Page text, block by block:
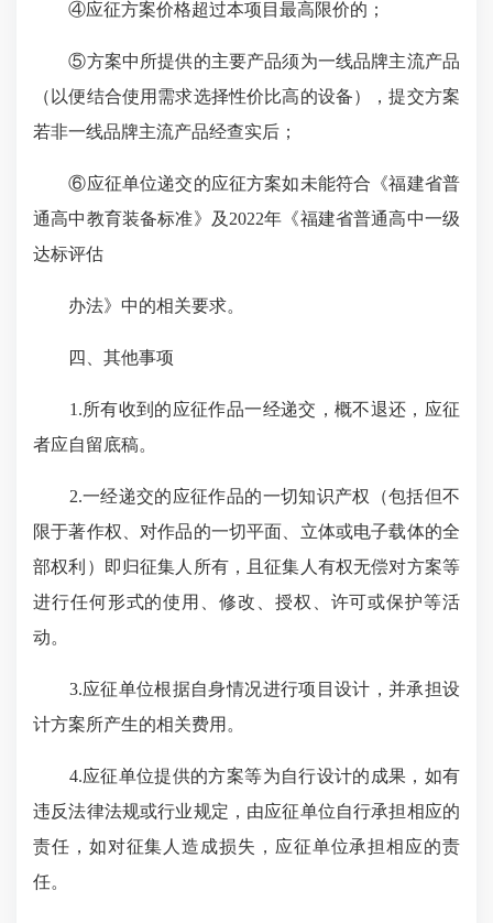
④应征方案价格超过本项目最高限价的；
⑤方案中所提供的主要产品须为一线品牌主流产品
（以便结合使用需求选择性价比高的设备），提交方案
若非一线品牌主流产品经查实后；
⑥应征单位递交的应征方案如未能符合《福建省普
通高中教育装备标准》及2022年《福建省普通高中一级
达标评估
办法》中的相关要求。
四、其他事项
1.所有收到的应征作品一经递交，概不退还，应征
者应自留底稿。
2.一经递交的应征作品的一切知识产权（包括但不
限于著作权、对作品的一切平面、立体或电子载体的全
部权利）即归征集人所有，且征集人有权无偿对方案等
进行任何形式的使用、修改、授权、许可或保护等活
动。
3.应征单位根据自身情况进行项目设计，并承担设
计方案所产生的相关费用。
4.应征单位提供的方案等为自行设计的成果，如有
违反法律法规或行业规定，由应征单位自行承担相应的
责任，如对征集人造成损失，应征单位承担相应的责
任。